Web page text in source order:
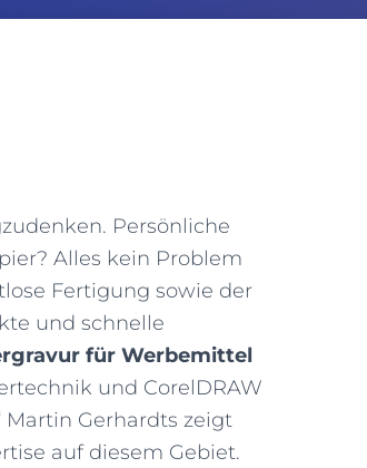
Persönliche
Alles kein Problem
Fertigung sowie der
und schnelle
für Werbemittel
und CorelDRAW
Martin Gerhardts zeigt
auf diesem Gebiet.